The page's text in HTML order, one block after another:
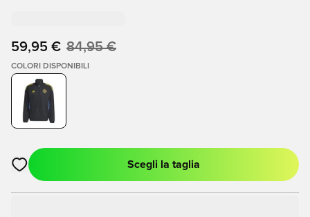
59,95 € 84,95 €
COLORI DISPONIBILI
Apre una finestra modale per accedere o registrarsi come
Scegli la taglia